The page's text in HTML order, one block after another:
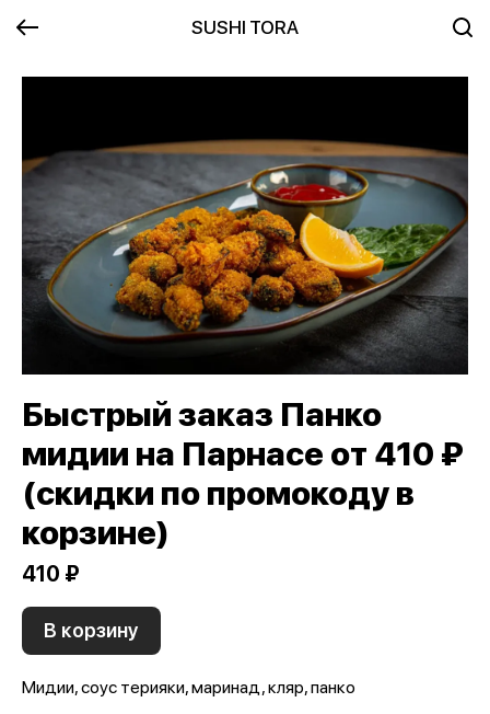
SUSHI TORA
Быстрый заказ Панко
мидии на Парнасе от 410 ₽
(скидки по промокоду в
корзине)
410 ₽
В корзину
Мидии, соус терияки, маринад, кляр, панко